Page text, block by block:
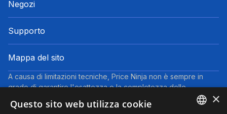
Negozi
Supporto
Mappa del sito
A causa di limitazioni tecniche, Price Ninja non è sempre in
grado di garantire l'esattezza o la completezza delle
informazioni fornite dai negozi. Pertanto, a causa della natura
delle attività di Price Ninja, in caso di divergenze tra le
×
Questo sito web utilizza cookie